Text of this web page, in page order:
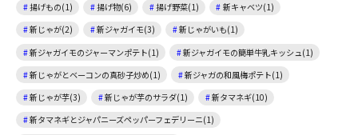
揚げもの(1)
揚げ物(6) 揚げ野菜(1)
新キャベツ(1)
新じゃが(2)
新ジャガイモ(3)
新じゃがいも(1)
新ジャガイモのジャーマンポテト(1)
新ジャガイモの簡単牛乳キッシュ(1)
新じゃがとベーコンの真砂子炒め(1)
新ジャガの和風梅ポテト(1)
新じゃが芋(3)
新じゃが芋のサラダ(1)
新タマネギ(10)
新タマネギとジャパニーズペッパーフェデリーニ(1)